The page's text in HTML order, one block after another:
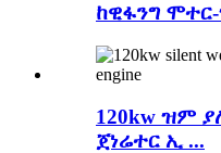
ከዊፋንግ
120kw ዝም
ጀነሬተር ኢ ...